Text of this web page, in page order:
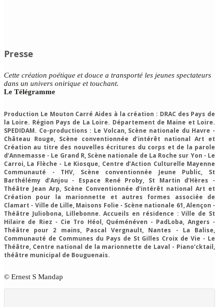
Presse
Cette création poétique et douce a transporté les jeunes spectateurs
dans un univers onirique et touchant.
Le Télégramme
Production Le Mouton Carré Aides à la création : DRAC des Pays de
la Loire. Région Pays de La Loire. Département de Maine et Loire.
SPEDIDAM. Co-productions : Le Volcan, Scène nationale du Havre -
Château Rouge, Scène conventionnée d’intérêt national Art et
Création au titre des nouvelles écritures du corps et de la parole
d’Annemasse - Le Grand R, Scène nationale de La Roche sur Yon - Le
Carroi, La Flèche - Le Kiosque, Centre d’Action Culturelle Mayenne
Communauté - THV, Scène conventionnée Jeune Public, St
Barthélémy d’Anjou - Espace René Proby, St Martin d’Hères -
Théâtre Jean Arp, Scène Conventionnée d’intérêt national Art et
Création pour la marionnette et autres formes associée de
Clamart - Ville de Lille, Maisons Folie - Scène nationale 61, Alençon -
Théâtre Juliobona, Lillebonne. Accueils en résidence : Ville de St
Hilaire de Riez - Cie Tro Héol, Quéménéven - PadLoba, Angers -
Théâtre pour 2 mains, Pascal Vergnault, Nantes - La Balise,
Communauté de Communes du Pays de St Gilles Croix de Vie - Le
Théâtre, Centre national de la marionnette de Laval - Piano’cktail,
théâtre municipal de Bouguenais.
© Ernest S Mandap